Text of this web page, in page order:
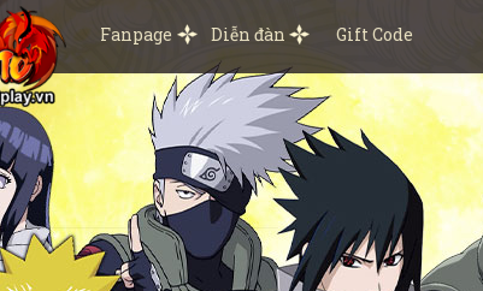
Fanpage Diễn đàn Gift Code